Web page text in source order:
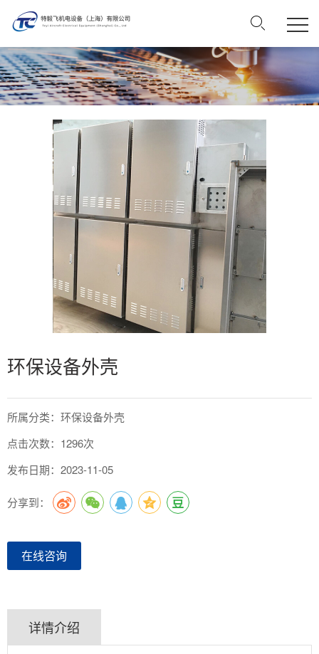
环保设备外壳
所属分类：环保设备外壳
点击次数：1296次
发布日期：2023-11-05
分享到：
在线咨询
详情介绍